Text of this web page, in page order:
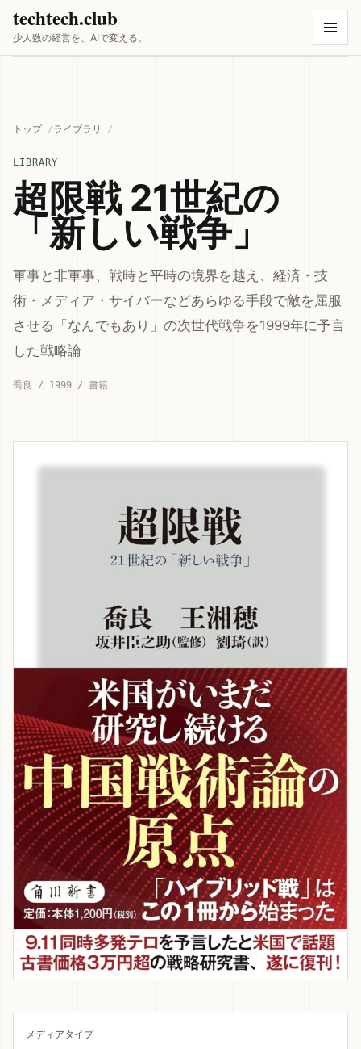
techtech.club
少人数の経営を、AIで変える。
トップ ライブラリ
LIBRARY
超限戦 21世紀の
「新しい戦争」
軍事と非軍事、戦時と平時の境界を越え、経済・技
術・メディア・サイバーなどあらゆる手段で敵を屈服
させる「なんでもあり」の次世代戦争を1999年に予言
した戦略論
喬良 / 1999 / 書籍
メディアタイプ